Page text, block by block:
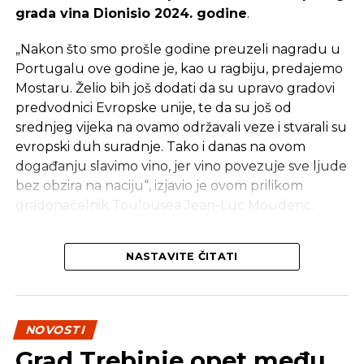
grada vina Dionisio 2024. godine.
„Nakon što smo prošle godine preuzeli nagradu u
Portugalu ove godine je, kao u ragbiju, predajemo
Mostaru. Želio bih još dodati da su upravo gradovi
predvodnici Evropske unije, te da su još od
srednjeg vijeka na ovamo održavali veze i stvarali su
evropski duh suradnje. Tako i danas na ovom
događanju slavimo vino, jer vino povezuje sve ljude
bez obzira na naciju“, izjavio je ovom prilikom
gradonačelnik Toulousea Jean-Luc Moudenc.
Titulu Evropskog grada vina Dionisio dodjeljuje
Evropska mreža vinskih gradova RECEVIN s ciljem
vinogradarstvo i turizam, podsjećaju iz Grada
Mostara.
Ova titula posljednja je u nizu priznanja koje su
NASTAVITE ČITATI
NOVOSTI